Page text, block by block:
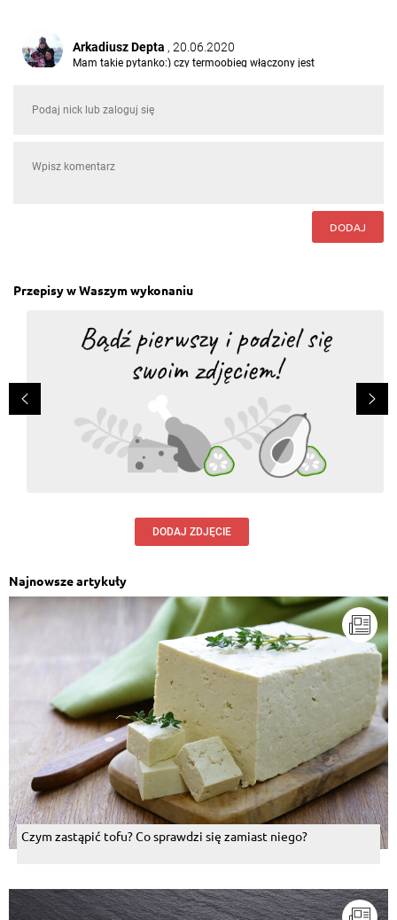
Arkadiusz Depta , 20.06.2020
Mam takie pytanko:) czy termoobieg włączony jest
DODAJ
Przepisy w Waszym wykonaniu
DODAJ ZDJĘCIE
Najnowsze artykuły
Czym zastąpić tofu? Co sprawdzi się zamiast niego?